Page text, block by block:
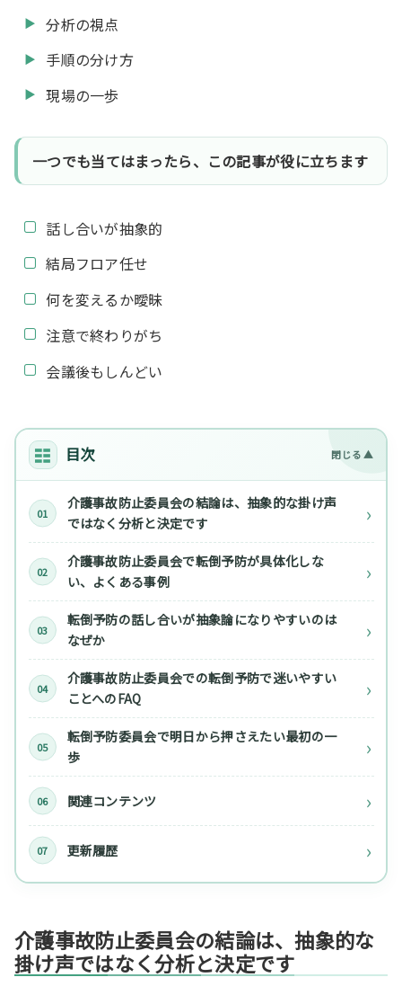
分析の視点
手順の分け方
現場の一歩
一つでも当てはまったら、この記事が役に立ちます
話し合いが抽象的
結局フロア任せ
何を変えるか曖昧
注意で終わりがち
会議後もしんどい
目次
介護事故防止委員会の結論は、抽象的な掛け声
ではなく分析と決定です
介護事故防止委員会で転倒予防が具体化しな
い、よくある事例
転倒予防の話し合いが抽象論になりやすいのは
なぜか
介護事故防止委員会での転倒予防で迷いやすい
ことへのFAQ
転倒予防委員会で明日から押さえたい最初の一
歩
関連コンテンツ
更新履歴
介護事故防止委員会の結論は、抽象的な
掛け声ではなく分析と決定です